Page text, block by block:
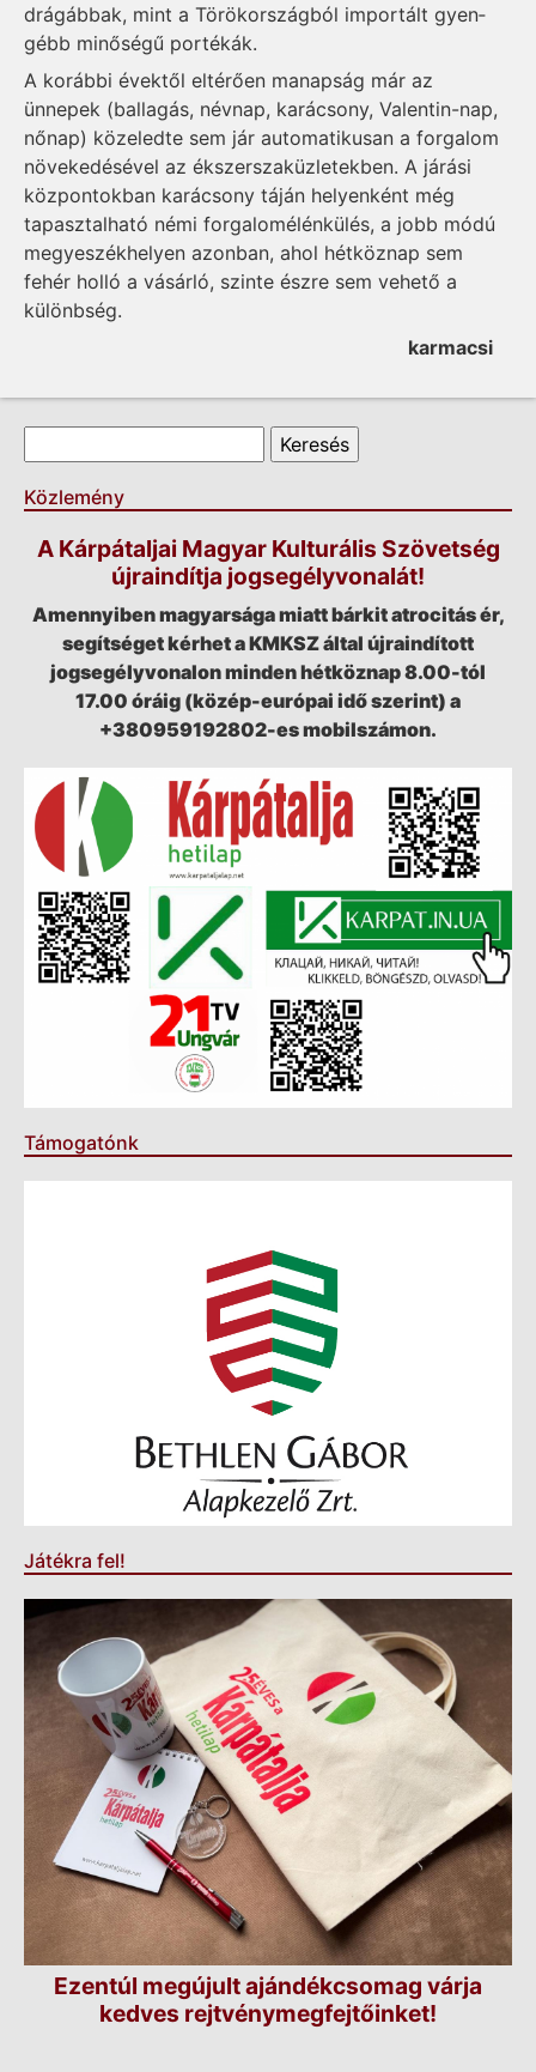
drágábbak, mint a Törökországból importált gyen­
gébb minőségű portékák.
A korábbi évektől eltérően manapság már az
ünnepek (bal­lagás, névnap, karácsony, Valentin-nap,
nőnap) közeledte sem jár automatikusan a forgalom
növekedésével az ékszerszaküzletekben. A járási
központokban karácsony táján helyenként még
tapasztalható némi forgalomélénkülés, a jobb­ módú
megyeszékhelyen azonban, ahol hétköznap sem
fehér holló a vásárló, szinte észre sem vehető a
különbség.
karmacsi
Keresés űrlap
Keresés
Közlemény
A Kárpátaljai Magyar Kulturális Szövetség
újraindítja jogsegélyvonalát!
Amennyiben magyarsága miatt bárkit atrocitás ér,
segítséget kérhet a KMKSZ által újraindított
jogsegélyvonalon minden hétköznap 8.00-tól
17.00 óráig (közép-európai idő szerint) a
+380959192802-es mobilszámon.
Támogatónk
Játékra fel!
Ezentúl megújult ajándékcsomag várja
kedves rejtvénymegfejtőinket!